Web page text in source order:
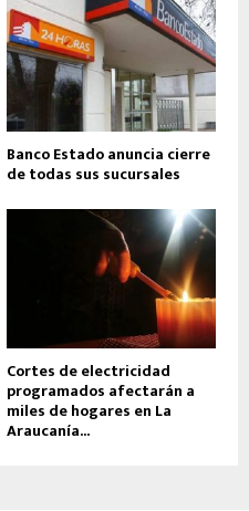
Banco Estado anuncia cierre
de todas sus sucursales
Cortes de electricidad
programados afectarán a
miles de hogares en La
Araucanía...